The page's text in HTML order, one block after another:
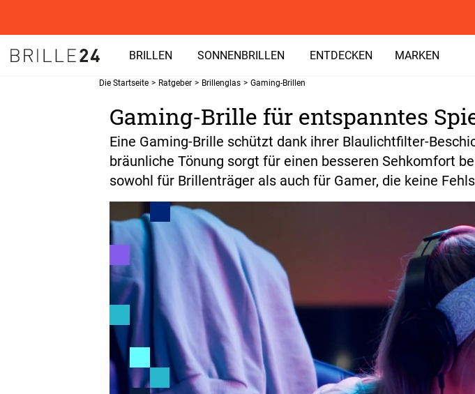
BRILLEN SONNENBRILLEN ENTDECKEN MARKEN
Die Startseite > Ratgeber > Brillenglas > Gaming-Brillen
Gaming-Brille für entspanntes
Eine Gaming-Brille schützt dank ihrer Blaulichtfilter-
bräunliche Tönung sorgt für einen besseren Sehkomfort
sowohl für Brillenträger als auch für Gamer, die keine